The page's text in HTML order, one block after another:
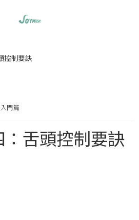
控制要訣
門篇
舌頭控制要訣